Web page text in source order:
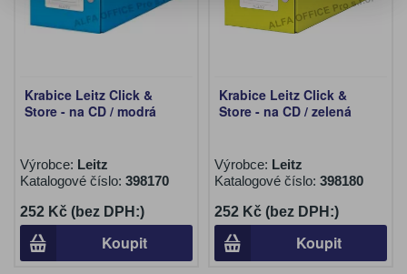
Krabice Leitz Click &
Store - na CD / modrá
Výrobce: Leitz
Katalogové číslo: 398170
252 Kč (bez DPH:)
Koupit
Krabice Leitz Click &
Store - na CD / zelená
Výrobce: Leitz
Katalogové číslo: 398180
252 Kč (bez DPH:)
Koupit